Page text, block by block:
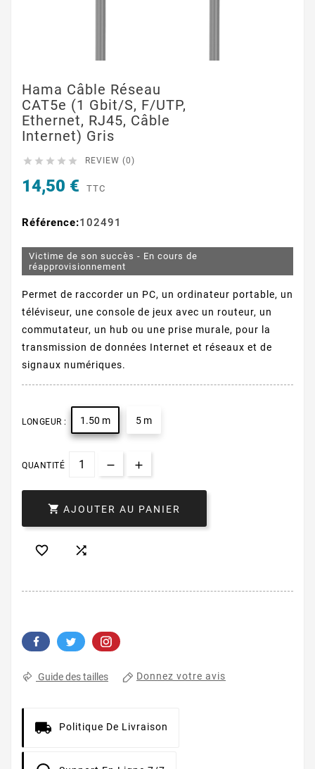
Hama Câble Réseau
CAT5e (1 Gbit/s, F/UTP,
Ethernet, RJ45, Câble
Internet) Gris
     REVIEW (0)
14,50 € TTC
Référence:102491
Victime de son succès - En cours de
réapprovisionnement
Permet de raccorder un PC, un ordinateur portable, un
téléviseur, une console de jeux avec un routeur, un
commutateur, un hub ou une prise murale, pour la
transmission de données Internet et réseaux et de
signaux numériques.
LONGEUR : 1.50 m 5 m
QUANTITÉ
 AJOUTER AU PANIER
 
Guide des tailles Donnez votre avis
Politique De Livraison